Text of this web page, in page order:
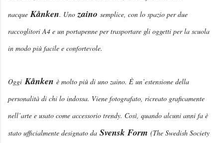
nacqueKånken. Uno zaino semplice, con lo spazio per due
raccoglitori A4 e un portapenne per trasportare gli oggetti per la scuola
in modo più facile e confortevole.
Oggi Kånken è molto più di uno zaino. È un’estensione della
personalità di chi lo indossa. Viene fotografato, ricreato graficamente
nell’arte e usato come accessorio trendy. Così, quando alcuni anni fa è
stato ufficialmente designato da Svensk Form (The Swedish Society